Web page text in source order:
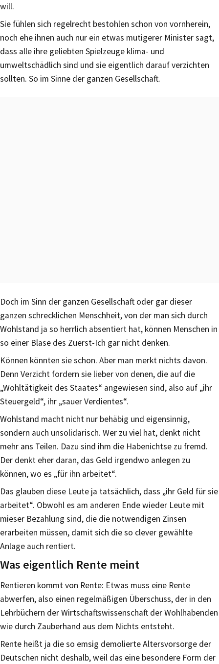
will.
Sie fühlen sich regelrecht bestohlen schon von vornherein,
noch ehe ihnen auch nur ein etwas mutigerer Minister sagt,
dass alle ihre geliebten Spielzeuge klima- und
umweltschädlich sind und sie eigentlich darauf verzichten
sollten. So im Sinne der ganzen Gesellschaft.
Doch im Sinn der ganzen Gesellschaft oder gar dieser
ganzen schrecklichen Menschheit, von der man sich durch
Wohlstand ja so herrlich absentiert hat, können Menschen in
so einer Blase des Zuerst-Ich gar nicht denken.
Können könnten sie schon. Aber man merkt nichts davon.
Denn Verzicht fordern sie lieber von denen, die auf die
„Wohltätigkeit des Staates“ angewiesen sind, also auf „ihr
Steuergeld“, ihr „sauer Verdientes“.
Wohlstand macht nicht nur behäbig und eigensinnig,
sondern auch unsolidarisch. Wer zu viel hat, denkt nicht
mehr ans Teilen. Dazu sind ihm die Habenichtse zu fremd.
Der denkt eher daran, das Geld irgendwo anlegen zu
können, wo es „für ihn arbeitet“.
Das glauben diese Leute ja tatsächlich, dass „ihr Geld für sie
arbeitet“. Obwohl es am anderen Ende wieder Leute mit
mieser Bezahlung sind, die die notwendigen Zinsen
erarbeiten müssen, damit sich die so clever gewählte
Anlage auch rentiert.
Was eigentlich Rente meint
Rentieren kommt von Rente: Etwas muss eine Rente
abwerfen, also einen regelmäßigen Überschuss, der in den
Lehrbüchern der Wirtschaftswissenschaft der Wohlhabenden
wie durch Zauberhand aus dem Nichts entsteht.
Rente heißt ja die so emsig demolierte Altersvorsorge der
Deutschen nicht deshalb, weil das eine besondere Form der